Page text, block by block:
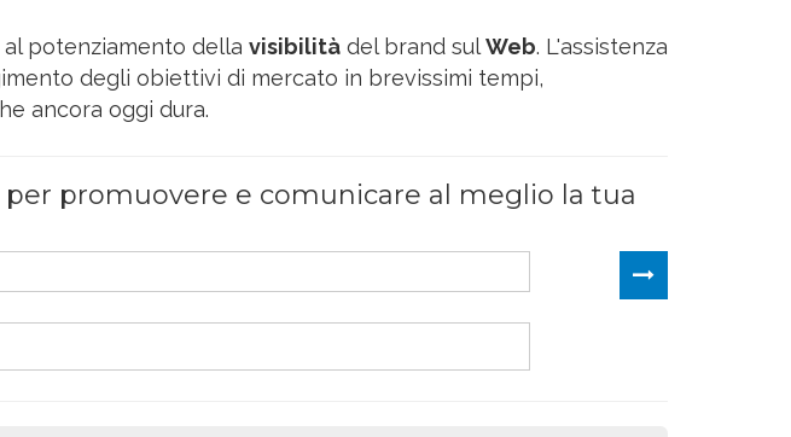
potenziamento della visibilità del brand sulWeb. L'assistenza
degli obiettivi di mercato in brevissimi tempi,
ancora oggi dura.
promuovere e comunicare al meglio la tua